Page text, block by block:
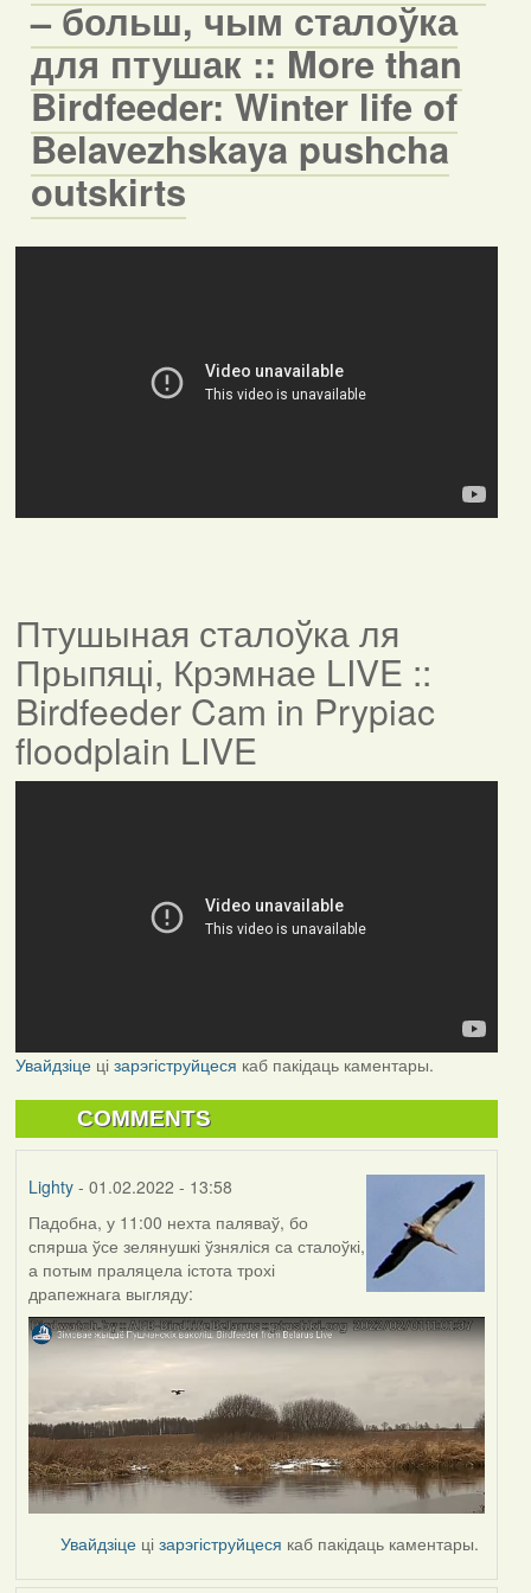
– больш, чым сталоўка
для птушак :: More than
Birdfeeder: Winter life of
Belavezhskaya pushcha
outskirts
Птушыная сталоўка ля
Прыпяці, Крэмнае LIVE ::
Birdfeeder Cam in Prypiac
floodplain LIVE
Увайдзіцеці зарэгіструйцеся каб пакідаць каментары.
COMMENTS
Lighty- 01.02.2022 - 13:58
Падобна, у 11:00 нехта паляваў, бо
спярша ўсе зелянушкі ўзняліся са сталоўкі,
а потым праляцела істота трохі
драпежнага выгляду:
Увайдзіце цізарэгіструйцеся каб пакідаць каментары.